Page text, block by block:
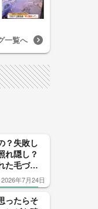
一覧へ
？失敗し
れ隠し？
た毛づく
2026年7月24日
ったらそ